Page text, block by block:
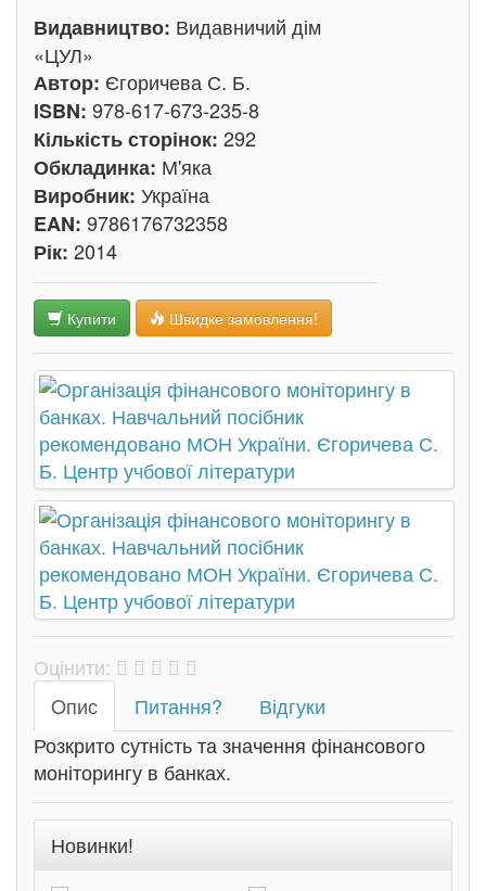
Видавництво: Видавничий дім
«ЦУЛ»
Автор: Єгоричева С. Б.
ISBN: 978-617-673-235-8
Кількість сторінок: 292
Обкладинка: М'яка
Виробник: Україна
EAN: 9786176732358
Рік: 2014
Купити Швидке замовлення!
Оцінити:
Oпис
Питання?
Відгуки
Розкрито сутність та значення фінансового
моніторингу в банках.
Новинки!